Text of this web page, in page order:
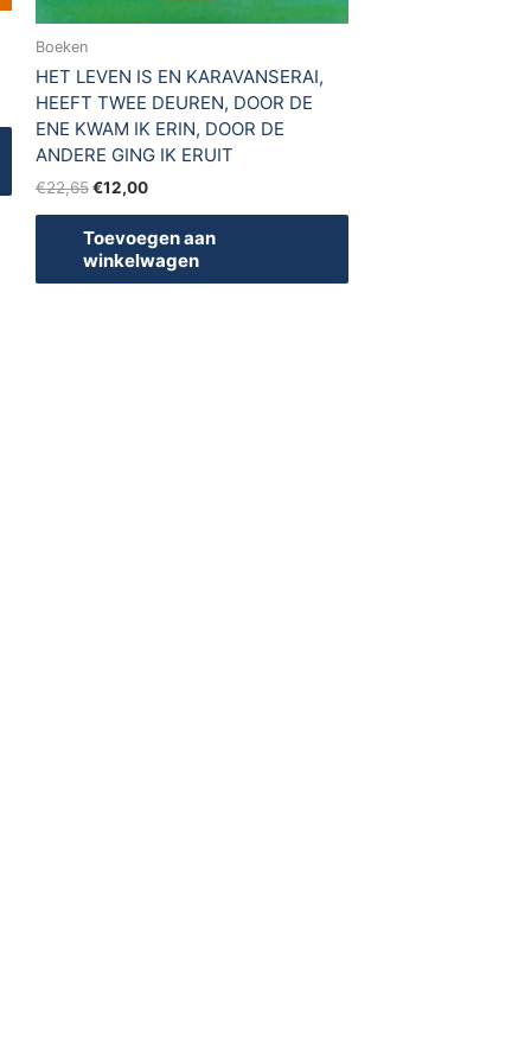
Boeken
HET LEVEN IS EN KARAVANSERAI,
HEEFT TWEE DEUREN, DOOR DE
ENE KWAM IK ERIN, DOOR DE
ANDERE GING IK ERUIT
€22,65 €12,00
Toevoegen aan
winkelwagen